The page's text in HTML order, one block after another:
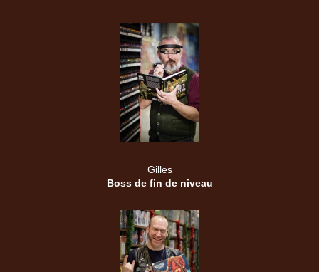
Gilles
Boss de fin de niveau